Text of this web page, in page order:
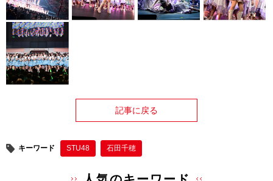
記事に戻る
キーワード STU48 石田千穂